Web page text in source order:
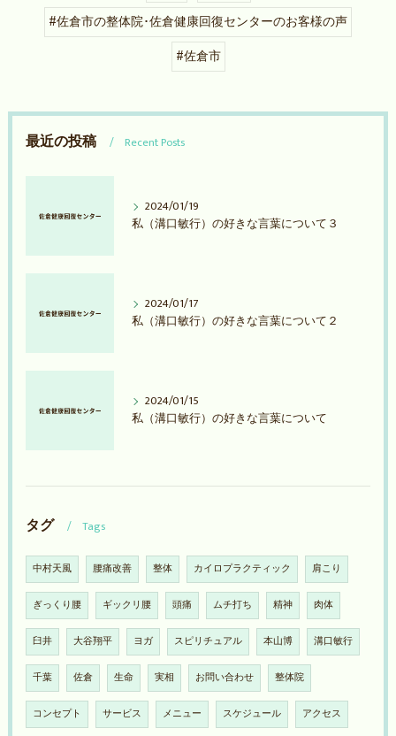
#佐倉市の整体院･佐倉健康回復センターのお客様の声
#佐倉市
最近の投稿 Recent Posts
2024/01/19
私（溝口敏行）の好きな言葉について３
2024/01/17
私（溝口敏行）の好きな言葉について２
2024/01/15
私（溝口敏行）の好きな言葉について
タグ Tags
中村天風 腰痛改善 整体 カイロプラクティック 肩こり
ぎっくり腰 ギックリ腰 頭痛 ムチ打ち 精神 肉体
臼井 大谷翔平 ヨガ スピリチュアル 本山博 溝口敏行
千葉 佐倉 生命 実相 お問い合わせ 整体院
コンセプト サービス メニュー スケジュール アクセス